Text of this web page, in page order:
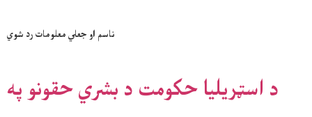
ناسم او جعلي معلومات رد شوي
د اسټریلیا حکومت د بشري حقونو په